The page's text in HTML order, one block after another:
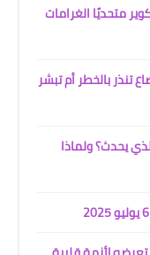
متحديًا الغرامات
تنذر بالخطر أم تبشر
يحدث؟ ولماذا